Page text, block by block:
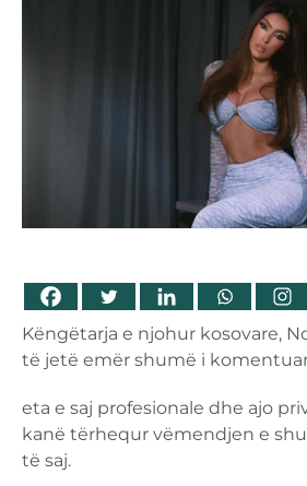
Këngëtarja e njohur kosovare,
të jetë emër shumë i
eta e saj profesionale dhe ajo
kanë tërhequr vëmendjen e
të saj.